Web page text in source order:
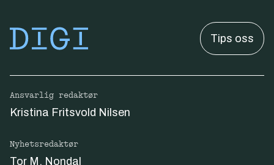
Tips oss
Ansvarlig redaktør
Kristina Fritsvold Nilsen
Nyhetsredaktør
Tor M. Nondal